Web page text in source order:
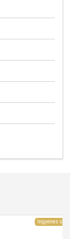
Ingyenes